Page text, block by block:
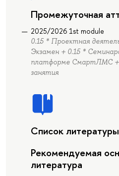
Промежуточная
2025/2026 1st module
0.15 * Проектная
Экзамен + 0.15 *
платформе СмартЛМС +
занятия
Список литературы
Рекомендуемая
литература